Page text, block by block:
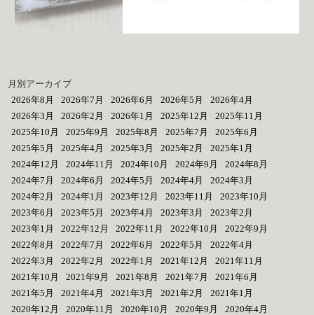
月別アーカイブ
2026年8月
2026年7月 2026年6月 2026年5月
2026年4月
2026年3月
2026年2月 2026年1月 2025年12月
2025年11月
2025年10月
2025年9月 2025年8月 2025年7月
2025年6月
2025年5月
2025年4月 2025年3月 2025年2月
2025年1月
2024年12月
2024年11月 2024年10月 2024年9月
2024年8月
2024年7月
2024年6月 2024年5月 2024年4月
2024年3月
2024年2月
2024年1月 2023年12月 2023年11月
2023年10月
2023年6月
2023年5月 2023年4月 2023年3月
2023年2月
2023年1月
2022年12月 2022年11月 2022年10月
2022年9月
2022年8月
2022年7月 2022年6月 2022年5月
2022年4月
2022年3月
2022年2月 2022年1月 2021年12月
2021年11月
2021年10月
2021年9月 2021年8月 2021年7月
2021年6月
2021年5月
2021年4月 2021年3月 2021年2月
2021年1月
2020年12月
2020年11月 2020年10月 2020年9月
2020年4月